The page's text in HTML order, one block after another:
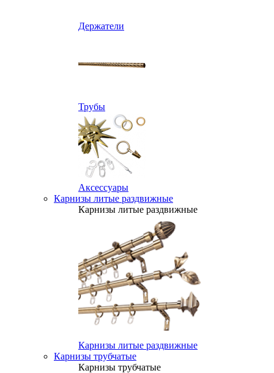
Держатели
Трубы
Аксессуары
Карнизы литые раздвижные
Карнизы литые раздвижные
Карнизы литые раздвижные
Карнизы трубчатые
Карнизы трубчатые